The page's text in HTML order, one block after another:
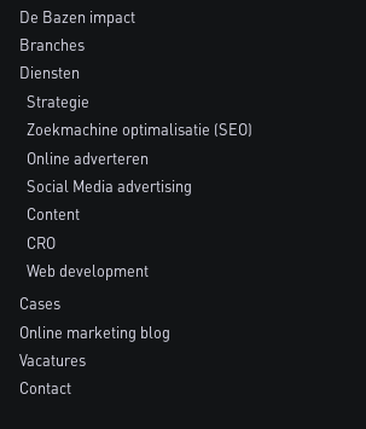
De Bazen impact
Branches
Diensten
Strategie
Zoekmachine optimalisatie (SEO)
Online adverteren
Social Media advertising
Content
CRO
Web development
Cases
Online marketing blog
Vacatures
Contact